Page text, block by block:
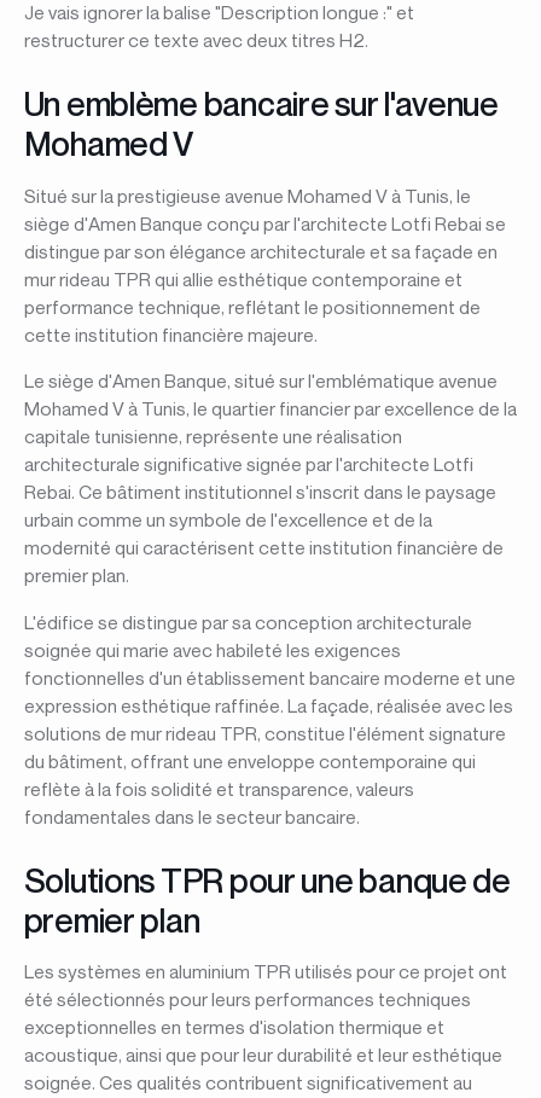
Je vais ignorer la balise "Description longue :" et
restructurer ce texte avec deux titres H2.
Un emblème bancaire sur l'avenue
Mohamed V
Situé sur la prestigieuse avenue Mohamed V à Tunis, le
siège d'Amen Banque conçu par l'architecte Lotfi Rebai se
distingue par son élégance architecturale et sa façade en
mur rideau TPR qui allie esthétique contemporaine et
performance technique, reflétant le positionnement de
cette institution financière majeure.
Le siège d'Amen Banque, situé sur l'emblématique avenue
Mohamed V à Tunis, le quartier financier par excellence de la
capitale tunisienne, représente une réalisation
architecturale significative signée par l'architecte Lotfi
Rebai. Ce bâtiment institutionnel s'inscrit dans le paysage
urbain comme un symbole de l'excellence et de la
modernité qui caractérisent cette institution financière de
premier plan.
L'édifice se distingue par sa conception architecturale
soignée qui marie avec habileté les exigences
fonctionnelles d'un établissement bancaire moderne et une
expression esthétique raffinée. La façade, réalisée avec les
solutions de mur rideau TPR, constitue l'élément signature
du bâtiment, offrant une enveloppe contemporaine qui
reflète à la fois solidité et transparence, valeurs
fondamentales dans le secteur bancaire.
Solutions TPR pour une banque de
premier plan
Les systèmes en aluminium TPR utilisés pour ce projet ont
été sélectionnés pour leurs performances techniques
exceptionnelles en termes d'isolation thermique et
acoustique, ainsi que pour leur durabilité et leur esthétique
soignée. Ces qualités contribuent significativement au